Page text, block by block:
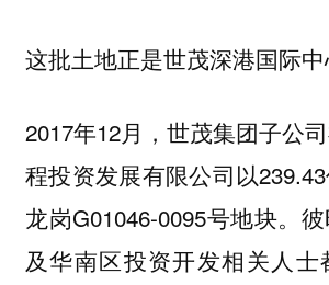
这批土地正是世茂深港国际中
2017年12月，世茂集团子公
程投资发展有限公司以
龙岗G01046-0095号地块。
及华南区投资开发相关人士